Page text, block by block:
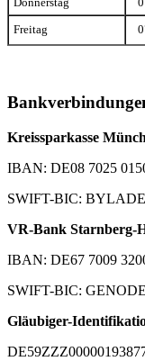
Freitag
Kreissparkasse
IBAN: DE08 7025
SWIFT-BIC:
VR-Bank Starnberg-
IBAN: DE67 7009
SWIFT-BIC:
Gläubiger-